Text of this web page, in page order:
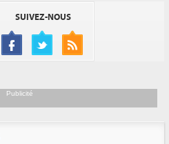
SUIVEZ-NOUS
Publicité